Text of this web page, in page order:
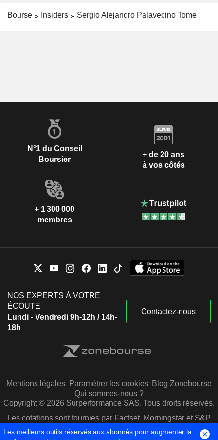
Bourse Insiders Sergio Alejandro Palavecino Tome
N°1 du Conseil
Boursier
+ de 20 ans
à vos côtés
+ 1 300 000
membres
NOS EXPERTS À VOTRE
ÉCOUTE
Lundi - Vendredi 9h-12h / 14h-
18h
Contactez-nous
Mentions légales Paramétrer les cookies Blog Zonebourse
Qui sommes-nous ?
Copyright © 2026 Surperformance SAS. Tous droits réservés.
Les cotations sont fournies par Factset, Morningstar et S&P
Capital IQ
Les meilleurs outils réservés aux abonnés pour augmenter la